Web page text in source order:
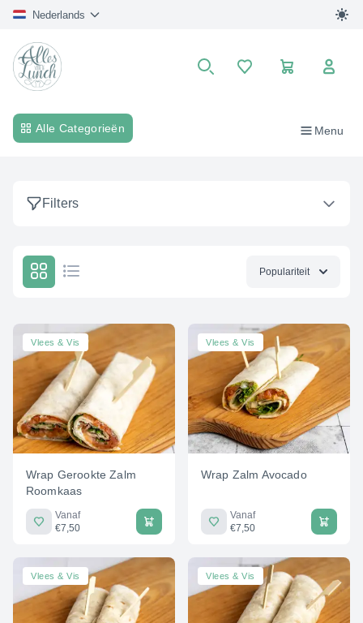
Nederlands
Search Winkelwagen
Alle Categorieën Menu
Filters
Populariteit
Vlees & Vis
Wrap Gerookte Zalm
Roomkaas
Vanaf
€7,50
Vlees & Vis
Wrap Zalm Avocado
Vanaf
€7,50
Vlees & Vis Vlees & Vis